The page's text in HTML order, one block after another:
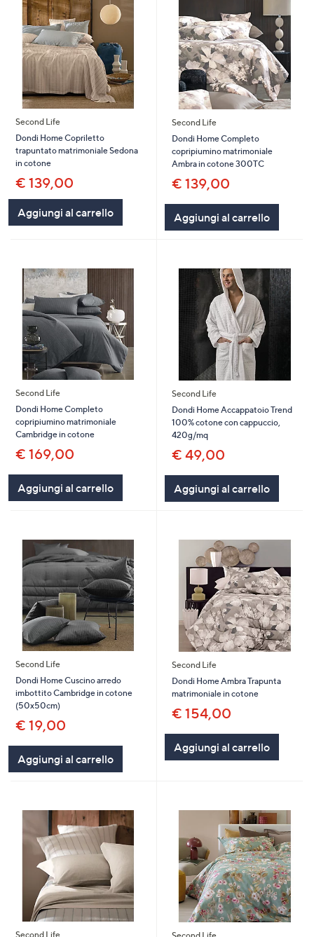
Second Life
Dondi Home Copriletto
trapuntato matrimoniale Sedona
in cotone
€ 139,00
Aggiungi al carrello
Second Life
Dondi Home Completo
copripiumino matrimoniale
Ambra in cotone 300TC
€ 139,00
Aggiungi al carrello
Second Life
Dondi Home Completo
copripiumino matrimoniale
Cambridge in cotone
€ 169,00
Aggiungi al carrello
Second Life
Dondi Home Accappatoio Trend
100% cotone con cappuccio,
420g/mq
€ 49,00
Aggiungi al carrello
Second Life
Dondi Home Cuscino arredo
imbottito Cambridge in cotone
(50x50cm)
€ 19,00
Aggiungi al carrello
Second Life
Dondi Home Ambra Trapunta
matrimoniale in cotone
€ 154,00
Aggiungi al carrello
Second Life